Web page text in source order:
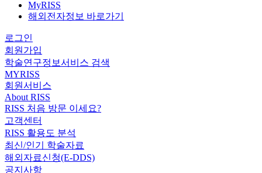
MyRISS
해외전자정보 바로가기
로그인
회원가입
학술연구정보서비스 검색
MYRISS
회원서비스
About RISS
RISS 처음 방문 이세요?
고객센터
RISS 활용도 분석
최신/인기 학술자료
해외자료신청(E-DDS)
공지사항